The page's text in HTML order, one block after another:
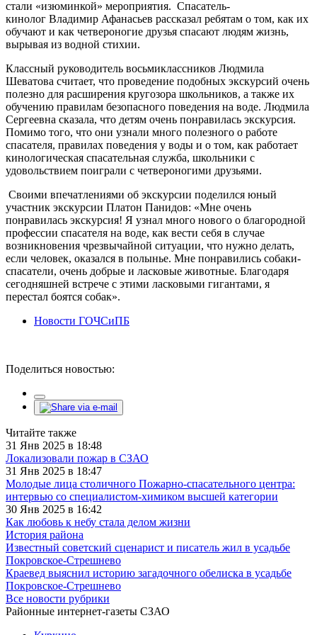
стали «изюминкой» мероприятия. Спасатель-
кинолог Владимир Афанасьев рассказал ребятам о том, как их
обучают и как четвероногие друзья спасают людям жизнь,
вырывая из водной стихии.
Классный руководитель восьмиклассников Людмила
Шеватова считает, что проведение подобных экскурсий очень
полезно для расширения кругозора школьников, а также их
обучению правилам безопасного поведения на воде. Людмила
Сергеевна сказала, что детям очень понравилась экскурсия.
Помимо того, что они узнали много полезного о работе
спасателя, правилах поведения у воды и о том, как работает
кинологическая спасательная служба, школьники с
удовольствием поиграли с четвероногими друзьями.
Своими впечатлениями об экскурсии поделился юный
участник экскурсии Платон Панидов: «Мне очень
понравилась экскурсия! Я узнал много нового о благородной
профессии спасателя на воде, как вести себя в случае
возникновения чрезвычайной ситуации, что нужно делать,
если человек, оказался в полынье. Мне понравились собаки-
спасатели, очень добрые и ласковые животные. Благодаря
сегодняшней встрече с этими ласковыми гигантами, я
перестал боятся собак».
Новости ГОЧСиПБ
Поделиться новостью:
Читайте также
31 Янв 2025 в 18:48
Локализовали пожар в СЗАО
31 Янв 2025 в 18:47
Молодые лица столичного Пожарно-спасательного центра:
интервью со специалистом-химиком высшей категории
30 Янв 2025 в 16:42
Как любовь к небу стала делом жизни
История района
Известный советский сценарист и писатель жил в усадьбе
Покровское-Стрешнево
Краевед выяснил историю загадочного обелиска в усадьбе
Покровское-Стрешнево
Все новости рубрики
Районные интернет-газеты СЗАО